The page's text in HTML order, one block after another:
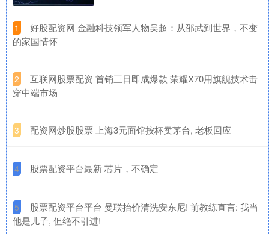
1
​好股配资网 金融科技领军人物吴超：从邵武到世界，不变
的家国情怀
2
​互联网股票配资 首销三日即成爆款 荣耀X70用旗舰技术击
穿中端市场
3 ​配资网炒股股票 上海3元面馆按杯卖茅台, 老板回应
4 ​股票配资平台最新 芯片，不确定
5
​股票配资平台平台 曼联抬价清洗安东尼! 前教练直言: 我当
他是儿子, 但绝不引进!